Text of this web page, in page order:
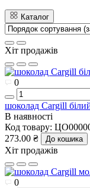
Каталог
Хіт продажів
0
шоколад Cargill
В наявності
Код товару:
273.00 ₴
До кошика
Хіт продажів
0